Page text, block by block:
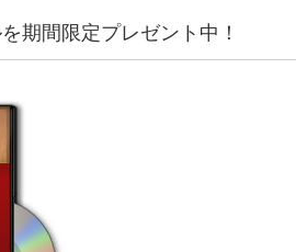
期間限定プレゼント中！